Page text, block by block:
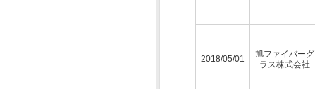
2018/05/01
旭ファイバーグ
ラス株式会社